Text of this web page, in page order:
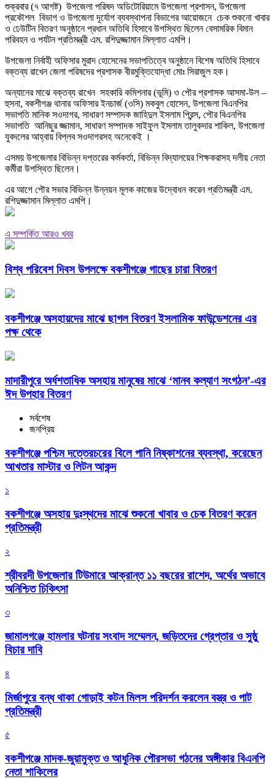
শুক্রবার (৭ আগষ্ট) উপজেলা পরিষদ অডিটোরিয়ামে উপজেলা প্রশাসন, উপজেলা
প্রকৌশল বিভাগ ও উপজেলা দূর্যোগ ব্যবস্থাপনা বিভাগের আয়োজনে চেক শুকনো খাবার
ও ঢেউটিন বিতরণ অনুষ্ঠানে প্রধান অতিথি হিসাবে উপস্থিত ছিলেন বেসামরিক বিমান
পরিবহন ও পর্যটন প্রতিমন্ত্রী এম. রশিদুজ্জামান মিল্লাত এমপি।
উপজেলা নির্বাহী অফিসার মুরাদ হোসেনের সভাপতিত্বে অনুষ্ঠানে বিশেষ অতিথি হিসাবে
বক্তব্য রাখেন জেলা পরিষদের প্রশাসক বীরমুক্তিযোদ্ধা মোঃ সিরাজুল হক।
অন্যানের মাঝে বক্তব্য রাখেন সহকারি কমিশনার (ভূমি) ও পৌর প্রশাসক আসমা-উল –
হুসনা, বকশীগঞ্জ থানার অফিসার ইনচার্জ (ওসি) মকবুল হোসেন, উপজেলা বিএনপির
সভাপতি মানিক সওদাগর, সাধারণ সম্পাদক জাহিদুল ইসলাম প্রিন্স, পৌর বিএনপির
সভাপতি আনিছুর জ্জামান, সাধারণ সম্পাদক সাইফুল ইসলাম তালুকদার শাকিল, উপজেলা
যুবদলের আহ্বায় বিপ্লব সওদাগরসহ অনেকেই ।
এসময় উপজেলার বিভিন্ন দপ্তরের কর্মকর্তা, বিভিন্ন বিদ্যালয়ের শিক্ষকরাসহ দলীয় নেতা
কর্মীরা উপস্থিত ছিলেন।
এর আগে পৌর সভার বিভিন্ন উন্নয়ন মূলক কাজের উদ্বোধন করেন প্রতিমন্ত্রী এম.
রশিদুজ্জামান মিল্লাত এমপি।
এ সম্পর্কিত আরও খবর
বিশ্ব পরিবেশ দিবস উপলক্ষে বকশীগঞ্জে গাছের চারা বিতরণ
বকশীগঞ্জে অসহায়দের মাঝে ছাগল বিতরণ ইসলামিক ফাউন্ডেশনের এর
পক্ষ থেকে
মাদারীপুরে অর্ধশতাধিক অসহায় মানুষের মাঝে ‘মানব কল্যাণ সংগঠন’-এর
ঈদ উপহার বিতরণ
সর্বশেষ
জনপ্রিয়
বকশীগঞ্জে পশ্চিম দত্তেরচরের বিলে পানি নিষ্কাশনের ব্যবস্থা, করেছেন
আখতার মাস্টার ও লিটন আকন্দ
১
বকশীগঞ্জে অসহায় দুঃস্থদের মাঝে শুকনো খাবার ও চেক বিতরণ করেন
প্রতিমন্ত্রী
২
শ্রীবরদী উপজেলার টিউমারে আক্রান্ত ১১ বছরের রাশেদ, অর্থের অভাবে
অনিশ্চিত চিকিৎসা
৩
জামালগঞ্জে হামলার ঘটনায় সংবাদ সম্মেলন, জড়িতদের গ্রেপ্তার ও সুষ্ঠু
বিচার দাবি
৪
মির্জাপুরে বন্ধ থাকা গোড়াই কটন মিলস পরিদর্শন করলেন বস্ত্র ও পাট
প্রতিমন্ত্রী
৫
বকশীগঞ্জে মাদক-জুয়ামুক্ত ও আধুনিক পৌরসভা গঠনের অঙ্গীকার বিএনপি
নেতা শাকিলের